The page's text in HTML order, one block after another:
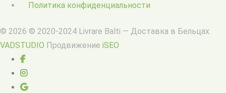
Политика конфиденциальности
© 2026 © 2020-2024 Livrare Balti — Доставка в Бельцах.
VADSTUDIO Продвижение iSEO